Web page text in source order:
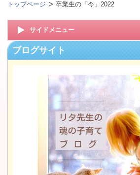
トップページ 卒業生の「今」2022
サイドメニュー
ブログサイト